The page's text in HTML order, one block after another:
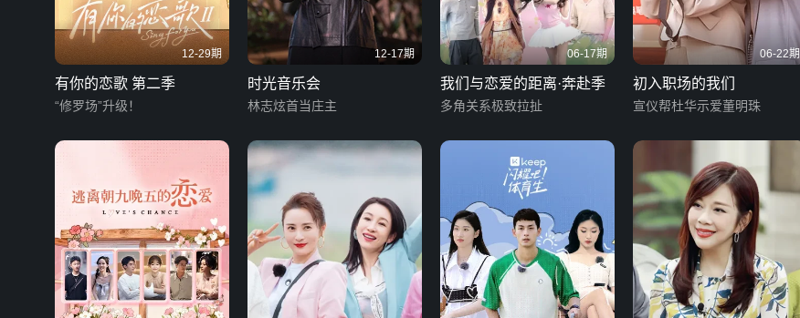
12-29期
有你的恋歌 第二季
“修罗场”升级！
12-17期
时光音乐会
林志炫首当庄主
06-17期
我们与恋爱的距离·奔赴季
多角关系极致拉扯
06-22期
初入职场的我们
宣仪帮杜华示爱董明珠